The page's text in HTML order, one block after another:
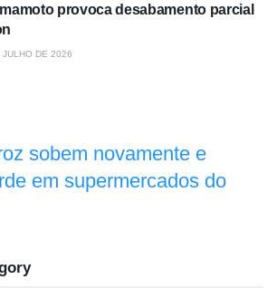
provoca desabamento parcial
JULHO DE 2026
sobem novamente e
em supermercados do